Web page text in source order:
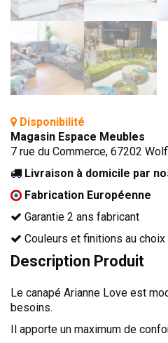
MIROIRS
PETITS MEUBLES
AMÉNAGEMENTS SUR MESURE
AGENCEMENTS INTÉRIEURS
CONTEMPORAIN
Disponibilité
Magasin Espace Meubles
7 rue du Commerce, 67202
Livraison à domicile par
Fabrication Européenne
Garantie 2 ans fabricant
Couleurs et finitions au choix
Description Produit
Le canapé Arianne Love est
besoins.
Il apporte un maximum de